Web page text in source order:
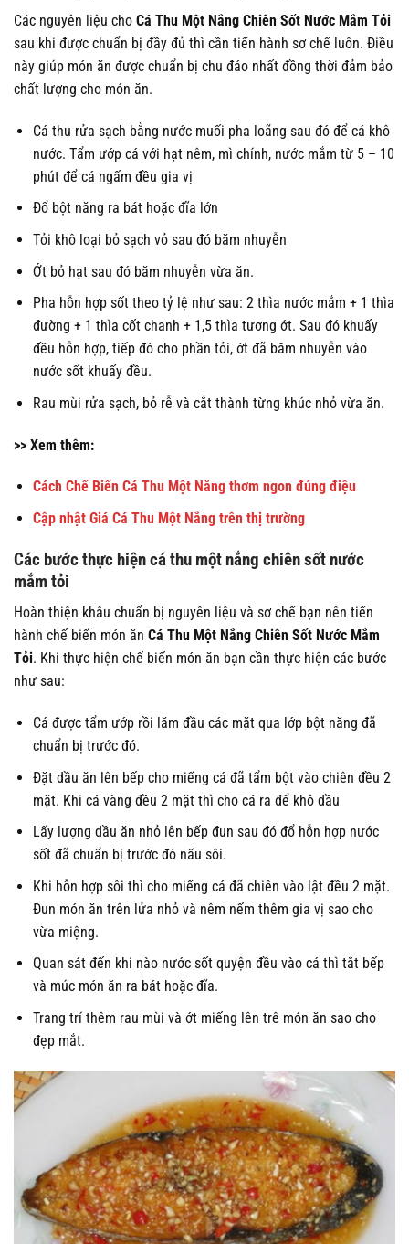
Các nguyên liệu cho Cá Thu Một Nắng Chiên Sốt Nước Mắm Tỏi
sau khi được chuẩn bị đầy đủ thì cần tiến hành sơ chế luôn. Điều
này giúp món ăn được chuẩn bị chu đáo nhất đồng thời đảm bảo
chất lượng cho món ăn.
Cá thu rửa sạch bằng nước muối pha loãng sau đó để cá khô
nước. Tẩm ướp cá với hạt nêm, mì chính, nước mắm từ 5 – 10
phút để cá ngấm đều gia vị
Đổ bột năng ra bát hoặc đĩa lớn
Tỏi khô loại bỏ sạch vỏ sau đó băm nhuyễn
Ớt bỏ hạt sau đó băm nhuyễn vừa ăn.
Pha hỗn hợp sốt theo tỷ lệ như sau: 2 thìa nước mắm + 1 thìa
đường + 1 thìa cốt chanh + 1,5 thìa tương ớt. Sau đó khuấy
đều hỗn hợp, tiếp đó cho phần tỏi, ớt đã băm nhuyễn vào
nước sốt khuấy đều.
Rau mùi rửa sạch, bỏ rễ và cắt thành từng khúc nhỏ vừa ăn.
>> Xem thêm:
Cách Chế Biến Cá Thu Một Nắng thơm ngon đúng điệu
Cập nhật Giá Cá Thu Một Nắng trên thị trường
Các bước thực hiện cá thu một nắng chiên sốt nước
mắm tỏi
Hoàn thiện khâu chuẩn bị nguyên liệu và sơ chế bạn nên tiến
hành chế biến món ăn Cá Thu Một Nắng Chiên Sốt Nước Mắm
Tỏi. Khi thực hiện chế biến món ăn bạn cần thực hiện các bước
như sau:
Cá được tẩm ướp rồi lăm đầu các mặt qua lớp bột năng đã
chuẩn bị trước đó.
Đặt dầu ăn lên bếp cho miếng cá đã tẩm bột vào chiên đều 2
mặt. Khi cá vàng đều 2 mặt thì cho cá ra để khô dầu
Lấy lượng dầu ăn nhỏ lên bếp đun sau đó đổ hỗn hợp nước
sốt đã chuẩn bị trước đó nấu sôi.
Khi hỗn hợp sôi thì cho miếng cá đã chiên vào lật đều 2 mặt.
Đun món ăn trên lửa nhỏ và nêm nếm thêm gia vị sao cho
vừa miệng.
Quan sát đến khi nào nước sốt quyện đều vào cá thì tắt bếp
và múc món ăn ra bát hoặc đĩa.
Trang trí thêm rau mùi và ớt miếng lên trê món ăn sao cho
đẹp mắt.